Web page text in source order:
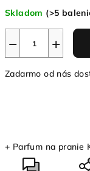
Skladom (>5
+
−
Zadarmo od nás
+ Parfum na pranie